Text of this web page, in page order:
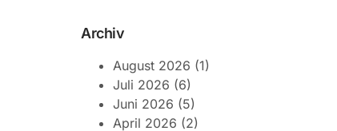
Archiv
August 2026 (1)
Juli 2026 (6)
Juni 2026 (5)
April 2026 (2)